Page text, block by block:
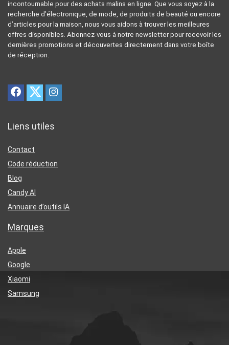
incontournable pour des achats malins en ligne. Que vous soyez à la
recherche d’électronique, de mode, de produits de beauté ou encore
d’articles pour la maison, nous vous aidons à trouver les meilleures
offres disponibles. Abonnez-vous à notre newsletter pour recevoir les
dernières promotions et découvertes directement dans votre boîte
de réception.
Liens utiles
Contact
Code réduction
Blog
Candy AI
Annuaire d’outils IA
Marques
Apple
Google
Xiaomi
Samsung